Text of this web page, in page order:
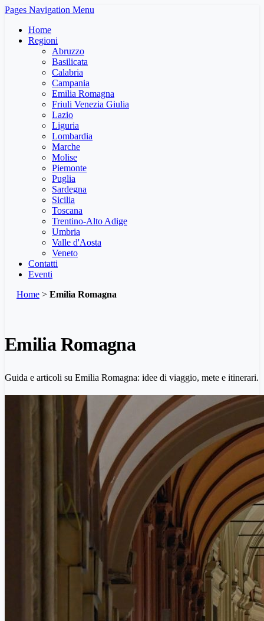
Pages Navigation Menu
Home
Regioni
Abruzzo
Basilicata
Calabria
Campania
Emilia Romagna
Friuli Venezia Giulia
Lazio
Liguria
Lombardia
Marche
Molise
Piemonte
Puglia
Sardegna
Sicilia
Toscana
Trentino-Alto Adige
Umbria
Valle d'Aosta
Veneto
Contatti
Eventi
Home > Emilia Romagna
Emilia Romagna
Guida e articoli su Emilia Romagna: idee di viaggio, mete e itinerari.